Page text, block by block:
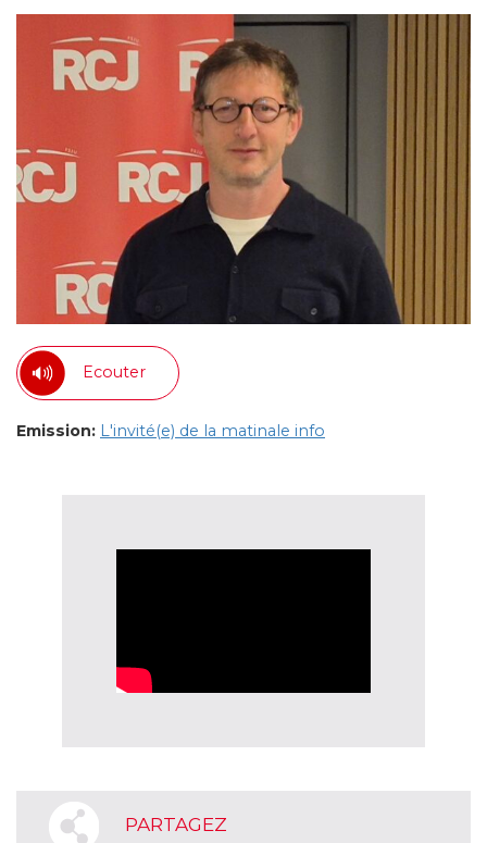
Ecouter
Emission: L'invité(e) de la matinale info
PARTAGEZ